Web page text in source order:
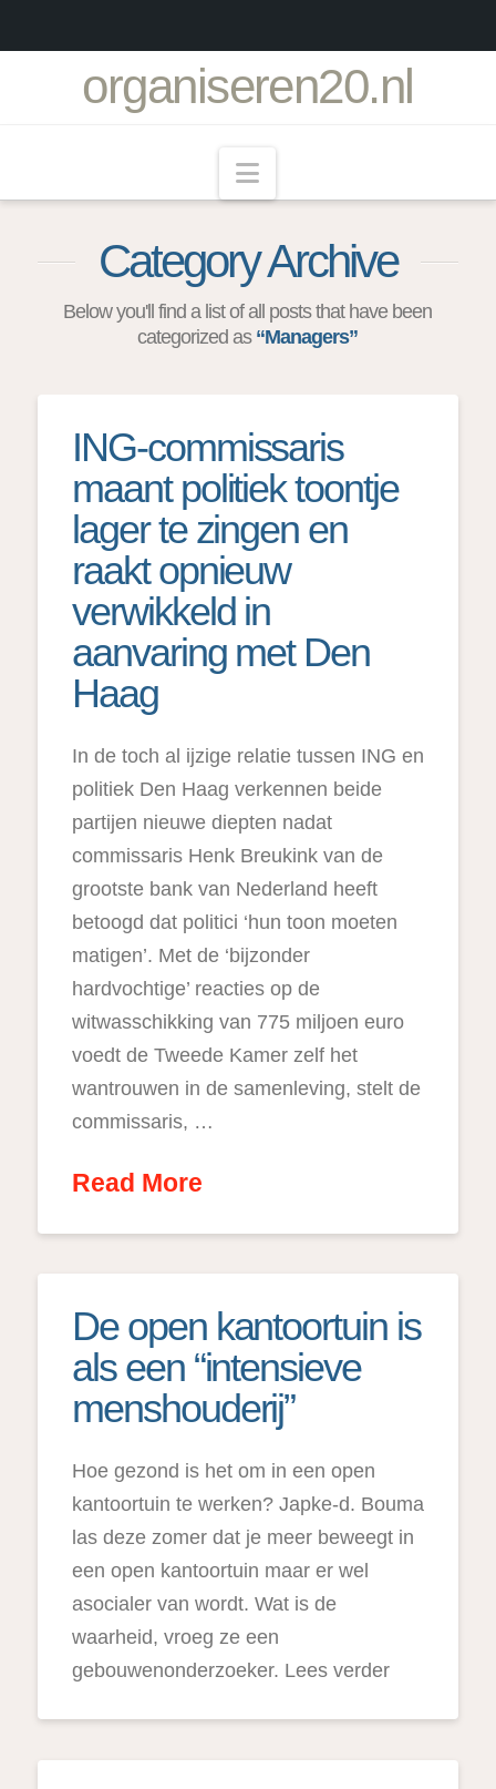
organiseren20.nl
Navigation
Category Archive
Below you'll find a list of all posts that have been
categorized as “Managers”
ING-commissaris
maant politiek toontje
lager te zingen en
raakt opnieuw
verwikkeld in
aanvaring met Den
Haag
In de toch al ijzige relatie tussen ING en
politiek Den Haag verkennen beide
partijen nieuwe diepten nadat
commissaris Henk Breukink van de
grootste bank van Nederland heeft
betoogd dat politici ‘hun toon moeten
matigen’. Met de ‘bijzonder
hardvochtige’ reacties op de
witwasschikking van 775 miljoen euro
voedt de Tweede Kamer zelf het
wantrouwen in de samenleving, stelt de
commissaris, …
Read More
De open kantoortuin is
als een “intensieve
menshouderij”
Hoe gezond is het om in een open
kantoortuin te werken? Japke-d. Bouma
las deze zomer dat je meer beweegt in
een open kantoortuin maar er wel
asocialer van wordt. Wat is de
waarheid, vroeg ze een
gebouwenonderzoeker. Lees verder